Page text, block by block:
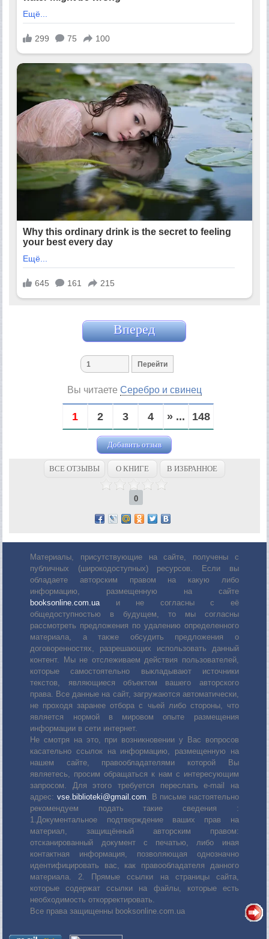
Вперед
Вы читаете Серебро и свинец
1 2 3 4 » ... 148
Добавить отзыв
ВСЕ ОТЗЫВЫ О КНИГЕ В ИЗБРАННОЕ
0
Материалы, присутствующие на сайте, получены с
публичных (широкодоступных) ресурсов. Если вы
обладаете авторским правом на какую либо
информацию, размещенную на сайте
booksonline.com.uaи не согласны с её
общедоступностью в будущем, то мы согласны
рассмотреть предложения по удалению определенного
материала, а также обсудить предложения о
договоренностях, разрешающих использовать данный
контент. Мы не отслеживаем действия пользователей,
которые самостоятельно выкладывают источники
текстов, являющиеся объектом вашего авторского
права. Все данные на сайт, загружаются автоматически,
не проходя заранее отбора с чьей либо стороны, что
является нормой в мировом опыте размещения
информации в сети интернет.
Не смотря на это, при возникновении у Вас вопросов
касательно ссылок на информацию, размещенную на
нашем сайте, правообладателями которой Вы
являетесь, просим обращаться к нам с интересующим
запросом. Для этого требуется переслать е-mail на
адрес: vse.biblioteki@gmail.com. В письме настоятельно
рекомендуем подать такие сведения :
1.Документальное подтверждение ваших прав на
материал, защищённый авторским правом:
отсканированный документ с печатью, либо иная
контактная информация, позволяющая однозначно
идентифицировать вас, как правообладателя данного
материала. 2. Прямые ссылки на страницы сайта,
которые содержат ссылки на файлы, которые есть
необходимость откорректировать.
Все права защищенны booksonline.com.ua